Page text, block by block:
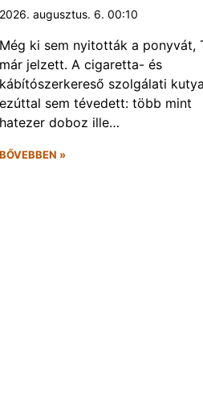
2026. augusztus. 6. 00:10
Még ki sem nyitották a ponyvát,
már jelzett. A cigaretta- és
kábítószerkereső szolgálati kutya
ezúttal sem tévedett: több mint
hatezer doboz ille…
BŐVEBBEN »